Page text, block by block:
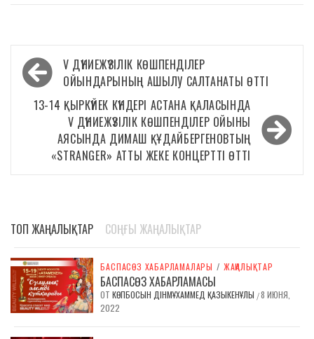
Навигация
по
записям
V ДҮНИЕЖҮЗІЛІК КӨШПЕНДІЛЕР
ОЙЫНДАРЫНЫҢ АШЫЛУ САЛТАНАТЫ ӨТТІ
13-14 ҚЫРКҮЙЕК КҮНДЕРІ АСТАНА ҚАЛАСЫНДА
V ДҮНИЕЖҮЗІЛІК КӨШПЕНДІЛЕР ОЙЫНЫ
АЯСЫНДА ДИМАШ ҚҰДАЙБЕРГЕНОВТЫҢ
«STRANGER» АТТЫ ЖЕКЕ КОНЦЕРТТІ ӨТТІ
ТОП ЖАҢАЛЫҚТАР СОҢҒЫ ЖАҢАЛЫҚТАР
БАСПАСӨЗ ХАБАРЛАМАЛАРЫ / ЖАҢАЛЫҚТАР
БАСПАСӨЗ ХАБАРЛАМАСЫ
ОТ КӨПБОСЫН ДІНМҰХАММЕД ҚАЗЫКЕНҰЛЫ /8 ИЮНЯ,
2022